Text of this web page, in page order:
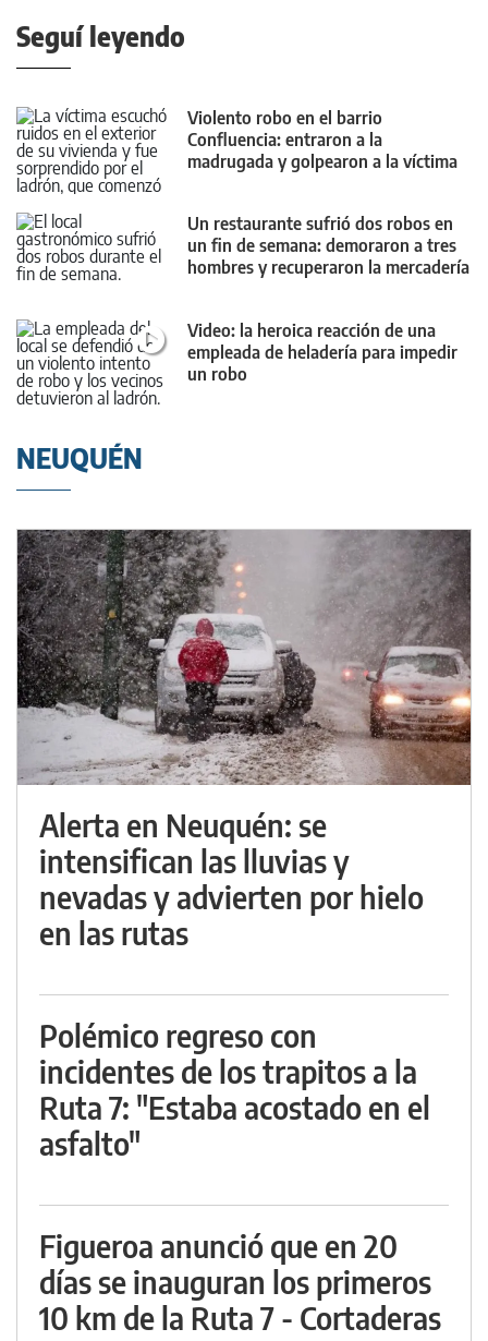
Seguí leyendo
Violento robo en el barrio
Confluencia: entraron a la
madrugada y golpearon a la víctima
Un restaurante sufrió dos robos en
un fin de semana: demoraron a tres
hombres y recuperaron la mercadería
Video: la heroica reacción de una
empleada de heladería para impedir
un robo
NEUQUÉN
Alerta en Neuquén: se
intensifican las lluvias y
nevadas y advierten por hielo
en las rutas
Polémico regreso con
incidentes de los trapitos a la
Ruta 7: "Estaba acostado en el
asfalto"
Figueroa anunció que en 20
días se inauguran los primeros
10 km de la Ruta 7 - Cortaderas